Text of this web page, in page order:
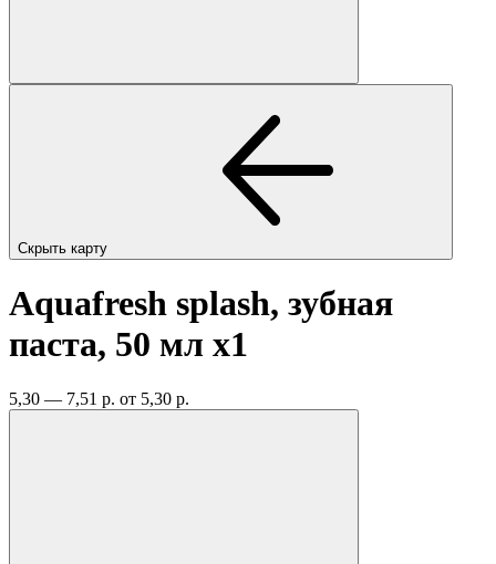
Скрыть карту
Aquafresh splash, зубная
паста, 50 мл x1
5,30 — 7,51 р. от 5,30 р.